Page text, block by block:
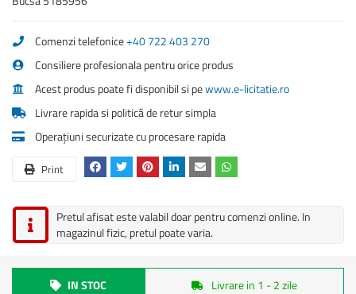
Comenzi telefonice+40 722 403 270
Consiliere profesionala pentru orice produs
Acest produs poate fi disponibil si pewww.e-licitatie.ro
Livrare rapida si politică de retur simpla
Operațiuni securizate cu procesare rapida
Print
Pretul afisat este valabil doar pentru comenzi online. In
magazinul fizic, pretul poate varia.
IN STOC Livrare in 1 - 2 zile